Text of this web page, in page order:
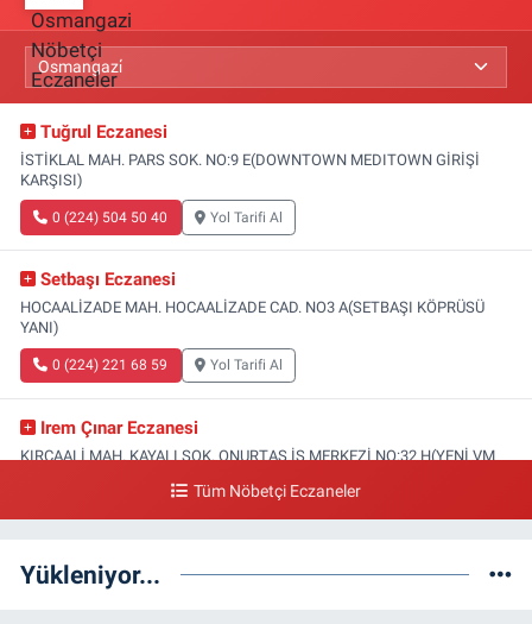
Tuğrul Eczanesi
İSTİKLAL MAH. PARS SOK. NO:9 E(DOWNTOWN MEDITOWN GİRİŞİ
KARŞISI)
0 (224) 504 50 40 Yol Tarifi Al
Setbaşı Eczanesi
HOCAALİZADE MAH. HOCAALİZADE CAD. NO3 A(SETBAŞI KÖPRÜSÜ
YANI)
0 (224) 221 68 59 Yol Tarifi Al
Irem Çınar Eczanesi
KIRCAALİ MAH. KAYALI SOK. ONURTAŞ İŞ MERKEZİ NO:32 H(YENİ VM
Yeni Gökçe Eczanesi
Tüm Nöbetçi Eczaneler
Yükleniyor...